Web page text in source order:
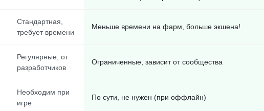
Стандартная,
требует времени
Меньше времени на фарм, больше экшена!
Регулярные, от
разработчиков
Ограниченные, зависит от сообщества
Необходим при
игре
По сути, не нужен (при оффлайн)